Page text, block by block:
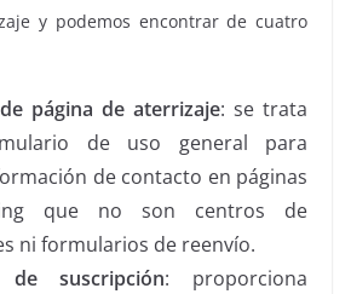
y podemos encontrar de cuatro
página de aterrizaje: se trata
de uso general para
de contacto en páginas
que no son centros de
ni formularios de reenvío.
de suscripción: proporciona